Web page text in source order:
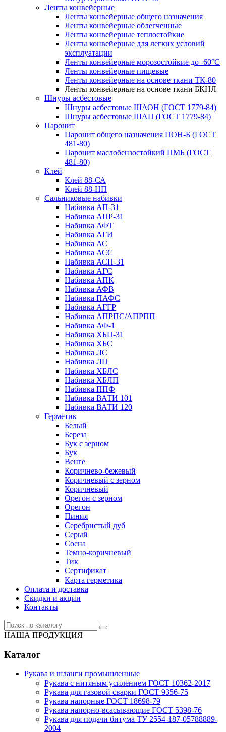
Ленты конвейерные
Ленты конвейерные общего назначения
Ленты конвейерные облегченные
Ленты конвейерные теплостойкие
Ленты конвейерные для легких условий
эксплуатации
Ленты конвейерные морозостойкие до -60°С
Ленты конвейерные пищевые
Ленты конвейерные на основе ткани ТК-80
Ленты конвейерные на основе ткани БКНЛ
Шнуры асбестовые
Шнуры асбестовые ШАОН (ГОСТ 1779-84)
Шнуры асбестовые ШАП (ГОСТ 1779-84)
Паронит
Паронит общего назначения ПОН-Б (ГОСТ
481-80)
Паронит маслобензостойкий ПМБ (ГОСТ
481-80)
Клей
Клей 88-СА
Клей 88-НП
Сальниковые набивки
Набивка АП-31
Набивка АПР-31
Набивка АФТ
Набивка АГИ
Набивка АС
Набивка АСС
Набивка АСП-31
Набивка АГС
Набивка АПК
Набивка АФВ
Набивка ПАФС
Набивка АГГР
Набивка АПРПС/АПРПП
Набивка АФ-1
Набивка ХБП-31
Набивка ХБС
Набивка ЛС
Набивка ЛП
Набивка ХБЛС
Набивка ХБЛП
Набивка ППФ
Набивка ВАТИ 101
Набивка ВАТИ 120
Герметик
Белый
Береза
Бук с зерном
Бук
Венге
Коричнево-бежевый
Коричневый с зерном
Коричневый
Орегон с зерном
Орегон
Пиния
Серебристый дуб
Серый
Сосна
Темно-коричневый
Тик
Сертификат
Карта герметика
Оплата и доставка
Cкидки и акции
Контакты
НАША ПРОДУКЦИЯ
Каталог
Рукава и шланги промышленные
Рукава с нитяным усилением ГОСТ 10362-2017
Рукава для газовой сварки ГОСТ 9356-75
Рукава напорные ГОСТ 18698-79
Рукава нaпорно-всасывающие ГОСТ 5398-76
Рукава для подачи битума ТУ 2554-187-05788889-
2004